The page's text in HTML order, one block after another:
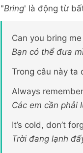
"Bring' là động từ
Can you bring
Bạn có thể đưa
Trong câu này ta
Always
Các em cần phải
It’s cold, don’t
Trời đang lạnh